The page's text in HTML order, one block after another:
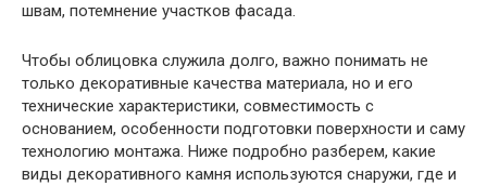
швам, потемнение участков фасада.
Чтобы облицовка служила долго, важно понимать не
только декоративные качества материала, но и его
технические характеристики, совместимость с
основанием, особенности подготовки поверхности и саму
технологию монтажа. Ниже подробно разберем, какие
виды декоративного камня используются снаружи, где и